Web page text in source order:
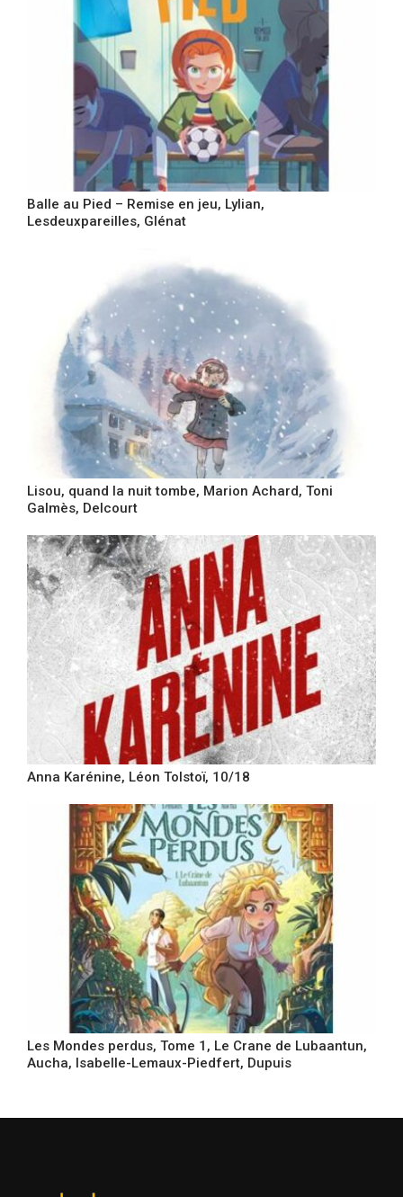
Balle au Pied – Remise en jeu, Lylian,
Lesdeuxpareilles, Glénat
Lisou, quand la nuit tombe, Marion Achard, Toni
Galmès, Delcourt
Anna Karénine, Léon Tolstoï, 10/18
Les Mondes perdus, Tome 1, Le Crane de Lubaantun,
Aucha, Isabelle-Lemaux-Piedfert, Dupuis